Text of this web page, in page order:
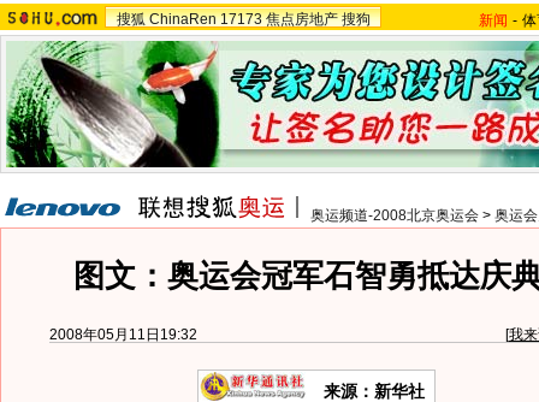
搜狐 ChinaRen 17173 焦点房地产 搜狗 新闻 -
奥运频道-2008北京奥运会 > 奥运
图文：奥运会冠军石智勇抵达庆
2008年05月11日19:32 [我
来源：新华社